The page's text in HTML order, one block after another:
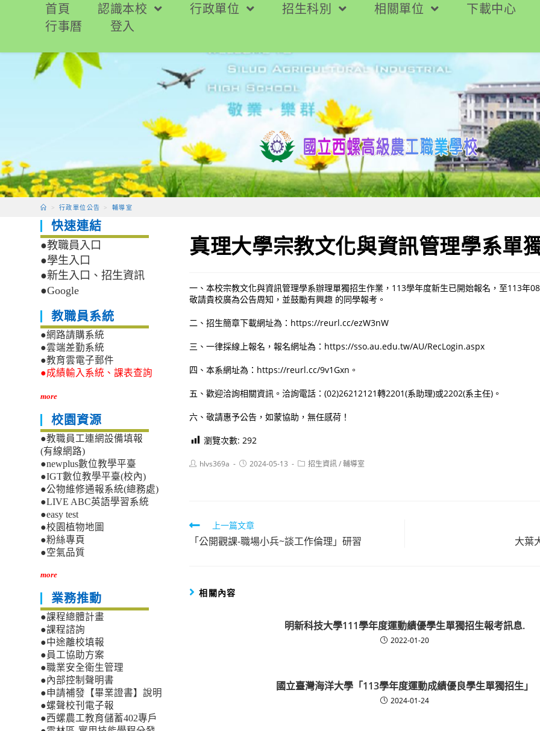
要
首頁 認識本校 行政單位 招生科別 相關單位 下載中心
行事曆
登入
> 行政單位公告 > 輔導室
真理大學宗教文化與資訊管理學系單
一、本校宗教文化與資訊管理學系辦理單獨招生作業，113學年度新生已開始報名，至113年
敬請貴校廣為公告周知，並鼓勵有興趣 的同學報考。
二、招生簡章下載網址為：https://reurl.cc/ezW3nW
三、一律採線上報名，報名網址為：https://sso.au.edu.tw/AU/RecLogin.aspx
四、本系網址為：https://reurl.cc/9v1Gxn。
五、歡迎洽詢相關資訊。洽詢電話：(02)26212121轉2201(系助理)或2202(系主任)。
六、敬請惠予公告，如蒙協助，無任感荷！
瀏覽次數: 292
Posthlvs369a
Post2024-05-13
Post招生資訊/輔導室
Read
more
上一篇文章
「公開觀課-職場小兵~談工作倫理」研習 大葉
相關內容
明新科技大學111學年度運動績優學生單獨招生報考訊息.
2022-01-20
國立臺灣海洋大學「113學年度運動成績優良學生單獨招生」
2024-01-24
快速連結
●教職員入口
●學生入口
●新生入口、招生資訊
●Google
教職員系統
●網路請購系統
●雲端差勤系統
●教育雲電子郵件
●成績輸入系統、課表查詢
more
校園資源
●教職員工連網設備填報
(有線網路)
●newplus數位教學平臺
●IGT數位教學平臺(校內)
●公物維修通報系統(總務處)
●LIVE ABC英語學習系統
●easy test
●校園植物地圖
●粉絲專頁
●空氣品質
more
業務推動
●課程總體計畫
●課程諮詢
●中途離校填報
●員工協助方案
●職業安全衛生管理
●內部控制聲明書
●申請補發【畢業證書】說明
●螺聲校刊電子報
●西螺農工教育儲蓄402專戶